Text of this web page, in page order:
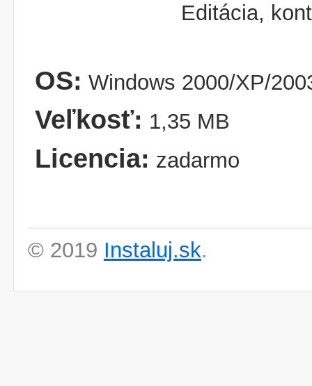
Editácia,
OS: Windows 2000/XP/
Veľkosť: 1,35 MB
Licencia: zadarmo
© 2019 Instaluj.sk.